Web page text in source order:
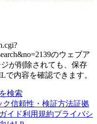
のウェブア
が削除されても、保存
で内容を確認できます。
検索
ク信頼性・検証方法証拠
イド利用規約プライバシ